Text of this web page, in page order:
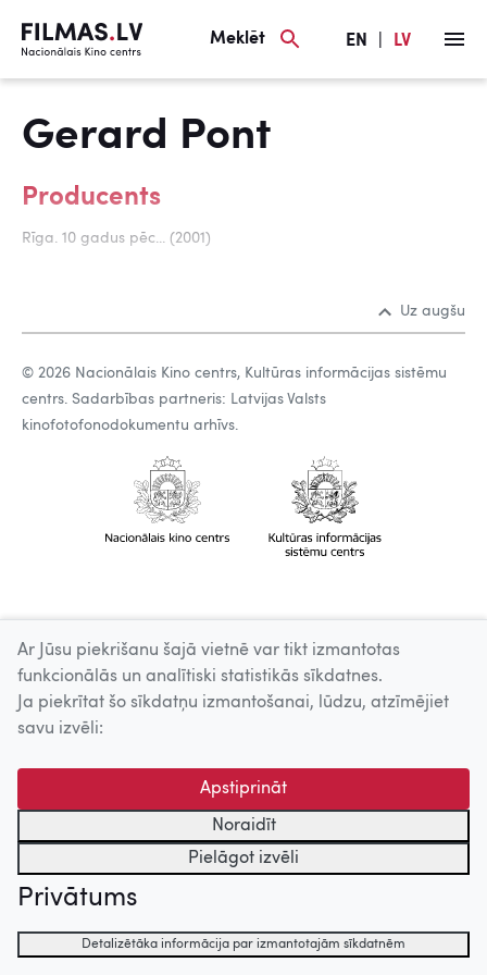
Meklēt EN LV
Gerard Pont
Producents
Rīga. 10 gadus pēc... (2001)
Uz augšu
© 2026 Nacionālais Kino centrs, Kultūras informācijas sistēmu
centrs. Sadarbības partneris: Latvijas Valsts
kinofotofonodokumentu arhīvs.
Ar Jūsu piekrišanu šajā vietnē var tikt izmantotas
funkcionālās un analītiski statistikās sīkdatnes.
Ja piekrītat šo sīkdatņu izmantošanai, lūdzu, atzīmējiet
savu izvēli:
Apstiprināt
Noraidīt
Pielāgot izvēli
Privātums
Detalizētāka informācija par izmantotajām sīkdatnēm